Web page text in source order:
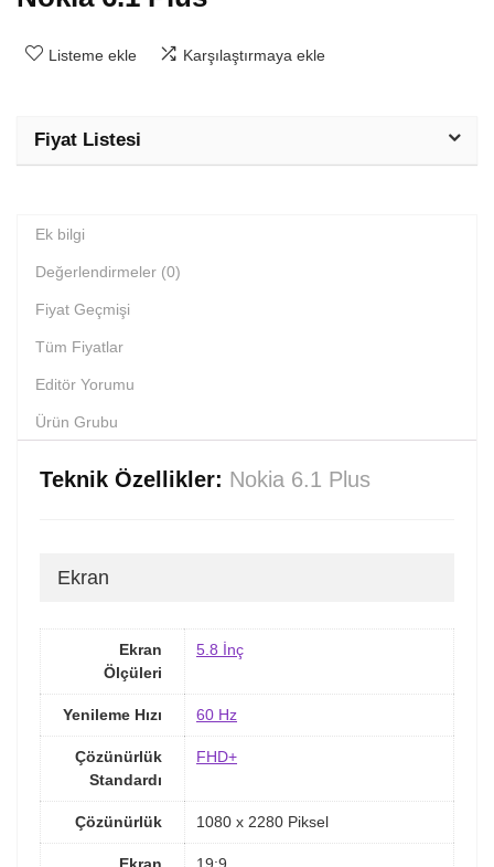
Listeme ekle Karşılaştırmaya ekle
Fiyat Listesi
Ek bilgi
Değerlendirmeler (0)
Fiyat Geçmişi
Tüm Fiyatlar
Editör Yorumu
Ürün Grubu
Teknik Özellikler: Nokia 6.1 Plus
Ekran
Ekran
Ölçüleri
5.8 İnç
Yenileme Hızı 60 Hz
Çözünürlük
Standardı
FHD+
Çözünürlük 1080 x 2280 Piksel
Ekran
19:9